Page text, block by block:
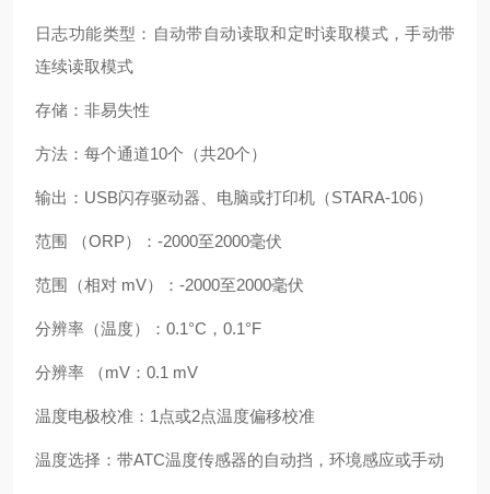
日志功能类型：自动带自动读取和定时读取模式，手动带
连续读取模式
存储：非易失性
方法：每个通道10个（共20个）
输出： USB闪存驱动器、电脑或打印机（STARA-106）
范围 （ORP）：-2000至2000毫伏
范围（相对 mV）：-2000至2000毫伏
分辨率（温度）： 0.1°C，0.1°F
分辨率 （mV：0.1 mV
温度电极校准： 1点或2点温度偏移校准
温度选择：带ATC温度传感器的自动挡，环境感应或手动